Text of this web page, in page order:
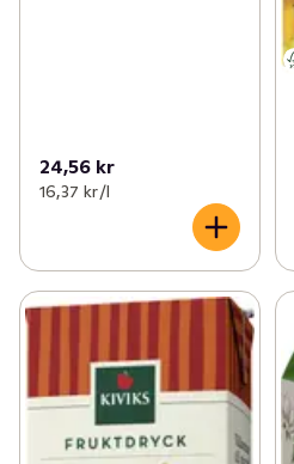
24,56 kr
16,37 kr /l